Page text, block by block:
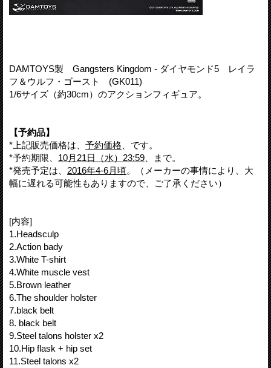
DAMTOYS製 Gangsters Kingdom - ダイヤモンド5 レイラ
フ＆ウルフ・ゴースト (GK011)
1/6サイズ（約30cm）のアクションフィギュア。
【予約品】
*上記販売価格は、 予約価格 、です。
*予約期限、 10月21日（水）23:59 、まで。
*発売予定は、 2016年4-6月頃。（メーカーの事情により、大
幅に遅れる可能性もありますので、ご了承ください）
[内容]
1.Headsculp
2.Action bady
3.White T-shirt
4.White muscle vest
5.Brown leather
6.The shoulder holster
7.black belt
8. black belt
9.Steel talons holster x2
10.Hip flask + hip set
11.Steel talons x2